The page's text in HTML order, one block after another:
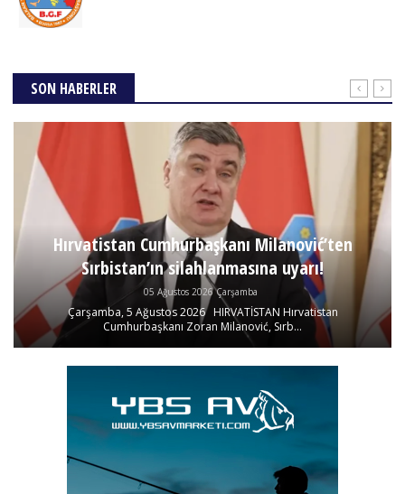
SON HABERLER
Hırvatistan Cumhurbaşkanı Milanović’ten
Sırbistan’ın silahlanmasına uyarı!
05 Ağustos 2026 Çarşamba
Çarşamba, 5 Ağustos 2026 HIRVATİSTAN Hırvatistan
Cumhurbaşkanı Zoran Milanović, Sırb...